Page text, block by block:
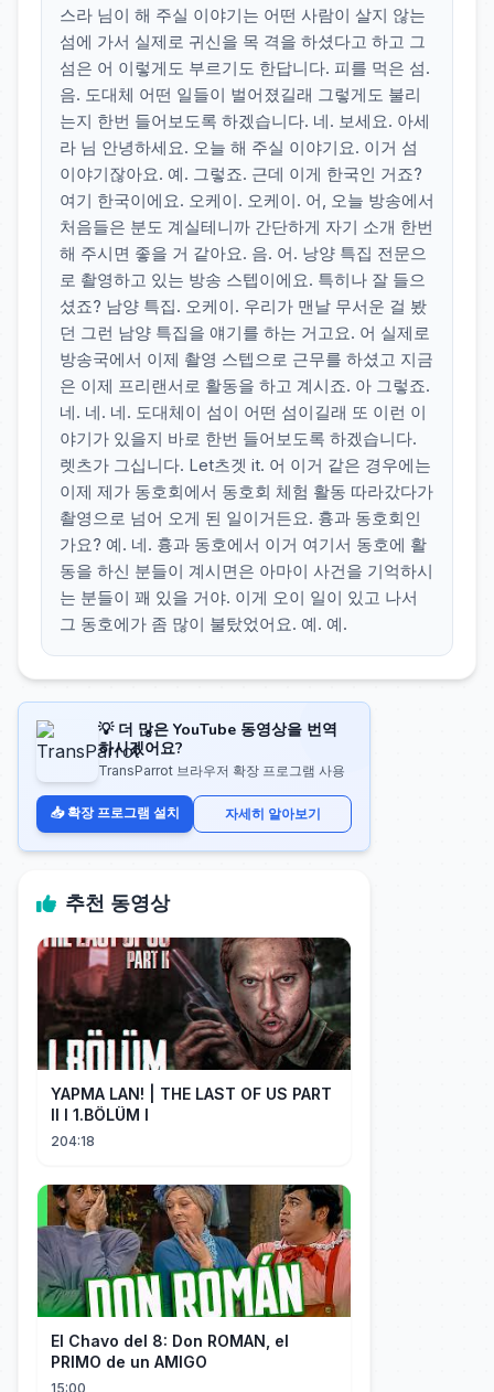
스라 님이 해 주실 이야기는 어떤 사람이 살지 않는
섬에 가서 실제로 귀신을 목 격을 하셨다고 하고 그
섬은 어 이렇게도 부르기도 한답니다. 피를 먹은 섬.
음. 도대체 어떤 일들이 벌어졌길래 그렇게도 불리
는지 한번 들어보도록 하겠습니다. 네. 보세요. 아세
라 님 안녕하세요. 오늘 해 주실 이야기요. 이거 섬
이야기잖아요. 예. 그렇죠. 근데 이게 한국인 거죠?
여기 한국이에요. 오케이. 오케이. 어, 오늘 방송에서
처음들은 분도 계실테니까 간단하게 자기 소개 한번
해 주시면 좋을 거 같아요. 음. 어. 낭양 특집 전문으
로 촬영하고 있는 방송 스텝이에요. 특히나 잘 들으
셨죠? 남양 특집. 오케이. 우리가 맨날 무서운 걸 봤
던 그런 남양 특집을 얘기를 하는 거고요. 어 실제로
방송국에서 이제 촬영 스텝으로 근무를 하셨고 지금
은 이제 프리랜서로 활동을 하고 계시죠. 아 그렇죠.
네. 네. 네. 도대체이 섬이 어떤 섬이길래 또 이런 이
야기가 있을지 바로 한번 들어보도록 하겠습니다.
렛츠가 그십니다. Let츠겟 it. 어 이거 같은 경우에는
이제 제가 동호회에서 동호회 체험 활동 따라갔다가
촬영으로 넘어 오게 된 일이거든요. 흉과 동호회인
가요? 예. 네. 흉과 동호에서 이거 여기서 동호에 활
동을 하신 분들이 계시면은 아마이 사건을 기억하시
는 분들이 꽤 있을 거야. 이게 오이 일이 있고 나서
그 동호에가 좀 많이 불탔었어요. 예. 예.
💡 더 많은 YouTube 동영상을 번역
하시겠어요?
TransParrot 브라우저 확장 프로그램 사용
📥 확장 프로그램 설치 자세히 알아보기
추천 동영상
YAPMA LAN! | THE LAST OF US PART
II I 1.BÖLÜM I
204:18
El Chavo del 8: Don ROMAN, el
PRIMO de un AMIGO
15:00